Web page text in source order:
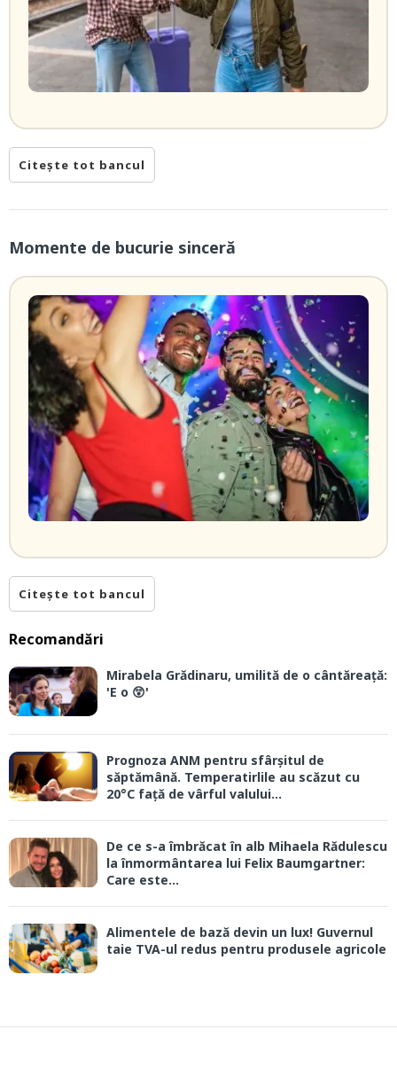
Citește tot bancul
Momente de bucurie sinceră
Citește tot bancul
Recomandări
Mirabela Grădinaru, umilită de o cântăreață:
'E o 😲'
Prognoza ANM pentru sfârșitul de
săptămână. Temperatirlile au scăzut cu
20°C față de vârful valului...
De ce s-a îmbrăcat în alb Mihaela Rădulescu
la înmormântarea lui Felix Baumgartner:
Care este...
Alimentele de bază devin un lux! Guvernul
taie TVA-ul redus pentru produsele agricole